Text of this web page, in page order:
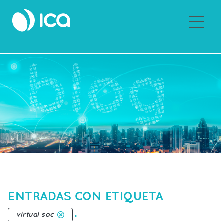
ENTRADAS CON ETIQUETA
virtual soc .